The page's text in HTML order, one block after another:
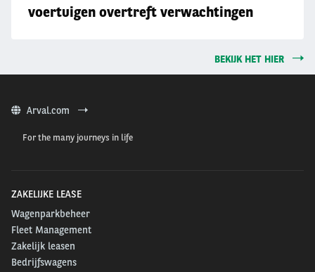
voertuigen overtreft verwachtingen
BEKIJK HET HIER
Arval.com
For the many journeys in life
ZAKELIJKE LEASE
Wagenparkbeheer
Fleet Management
Zakelijk leasen
Bedrijfswagens